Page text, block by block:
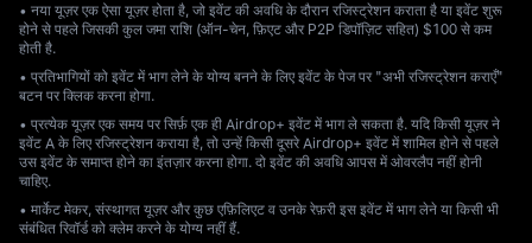
• नया यूज़र एक ऐसा यूज़र होता है, जो इवेंट की अवधि के दौरान रजिस्ट्रेशन कराता है या इवेंट शुरू
होने से पहले जिसकी कुल जमा राशि (ऑन-चेन, फ़िएट और P2P डिपॉज़िट सहित) $100 से कम
होती है.
• प्रतिभागियों को इवेंट में भाग लेने के योग्य बनने के लिए इवेंट के पेज पर "अभी रजिस्ट्रेशन कराएँ"
बटन पर क्लिक करना होगा.
• प्रत्येक यूज़र एक समय पर सिर्फ़ एक ही Airdrop+ इवेंट में भाग ले सकता है. यदि किसी यूज़र ने
इवेंट A के लिए रजिस्ट्रेशन कराया है, तो उन्हें किसी दूसरे Airdrop+ इवेंट में शामिल होने से पहले
उस इवेंट के समाप्त होने का इंतज़ार करना होगा. दो इवेंट की अवधि आपस में ओवरलैप नहीं होनी
चाहिए.
• मार्केट मेकर, संस्थागत यूज़र और कुछ एफ़िलिएट व उनके रेफ़री इस इवेंट में भाग लेने या किसी भी
संबंधित रिवॉर्ड को क्लेम करने के योग्य नहीं हैं.